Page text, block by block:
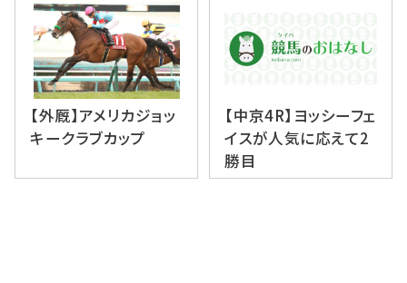
【外厩】アメリカジョッ
キークラブカップ
【中京4R】ヨッシーフェ
イスが人気に応えて2
勝目